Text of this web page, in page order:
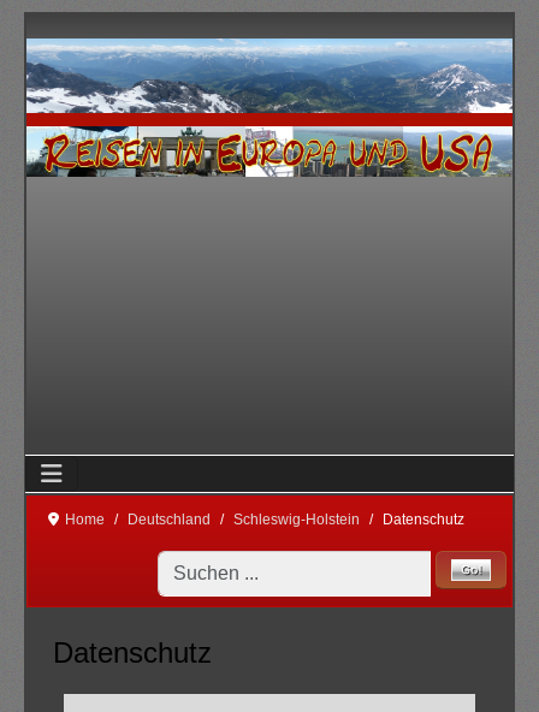
Home Deutschland Schleswig-Holstein Datenschutz
Datenschutz